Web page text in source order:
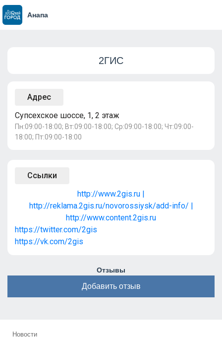
Анапа
2ГИС
Адрес
Супсехское шоссе, 1, 2 этаж
Пн:09:00-18:00; Вт:09:00-18:00; Ср:09:00-18:00; Чт:09:00-
18:00; Пт:09:00-18:00
Ссылки
http://www.2gis.ru |
http://reklama.2gis.ru/novorossiysk/add-info/ |
http://www.content.2gis.ru
https://twitter.com/2gis
https://vk.com/2gis
Отзывы
Добавить отзыв
Новости